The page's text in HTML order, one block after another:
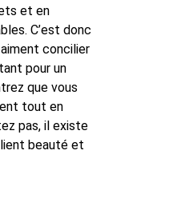
et en
C’est donc
concilier
pour un
que vous
tout en
pas, il existe
beauté et